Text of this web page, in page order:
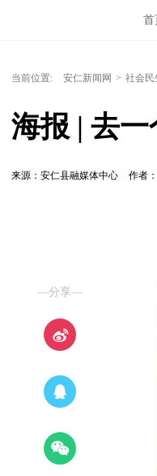
首
当前位置: 安仁新闻网 > 社会民
海报 | 去
来源：安仁县融媒体中心 作者
—分享—